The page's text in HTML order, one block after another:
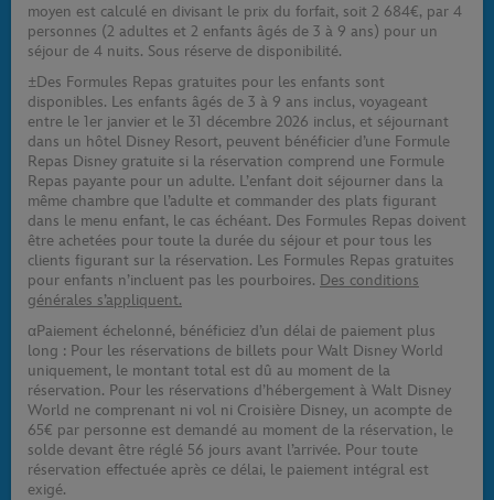
moyen est calculé en divisant le prix du forfait, soit 2 684€, par 4
personnes (2 adultes et 2 enfants âgés de 3 à 9 ans) pour un
séjour de 4 nuits. Sous réserve de disponibilité.
±Des Formules Repas gratuites pour les enfants sont
disponibles. Les enfants âgés de 3 à 9 ans inclus, voyageant
entre le 1er janvier et le 31 décembre 2026 inclus, et séjournant
dans un hôtel Disney Resort, peuvent bénéficier d’une Formule
Repas Disney gratuite si la réservation comprend une Formule
Repas payante pour un adulte. L’enfant doit séjourner dans la
même chambre que l’adulte et commander des plats figurant
dans le menu enfant, le cas échéant. Des Formules Repas doivent
être achetées pour toute la durée du séjour et pour tous les
clients figurant sur la réservation. Les Formules Repas gratuites
pour enfants n’incluent pas les pourboires. Des conditions
générales s’appliquent.
αPaiement échelonné, bénéficiez d’un délai de paiement plus
long : Pour les réservations de billets pour Walt Disney World
uniquement, le montant total est dû au moment de la
réservation. Pour les réservations d’hébergement à Walt Disney
World ne comprenant ni vol ni Croisière Disney, un acompte de
65€ par personne est demandé au moment de la réservation, le
solde devant être réglé 56 jours avant l’arrivée. Pour toute
réservation effectuée après ce délai, le paiement intégral est
exigé.